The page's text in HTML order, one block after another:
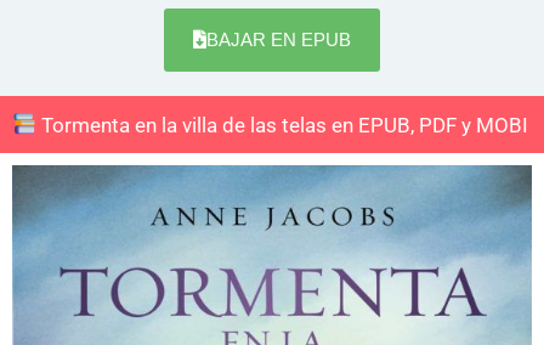
BAJAR EN EPUB
Tormenta en la villa de las telas en EPUB, PDF y MOBI